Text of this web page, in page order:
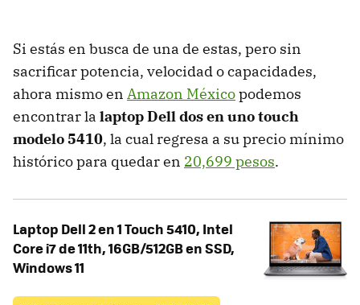
Si estás en busca de una de estas, pero sin
sacrificar potencia, velocidad o capacidades,
ahora mismo en Amazon Méxicopodemos
encontrar la laptop Dell dos en uno touch
modelo 5410, la cual regresa a su precio mínimo
histórico para quedar en 20,699 pesos.
Laptop Dell 2 en 1 Touch 5410, Intel
Core i7 de 11th, 16GB/512GB en SSD,
Windows 11